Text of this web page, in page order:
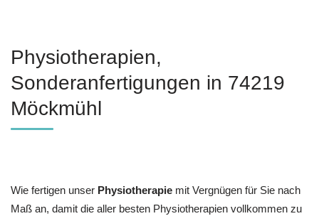
Physiotherapien,
Sonderanfertigungen in 74219
Möckmühl
Wie fertigen unser Physiotherapie mit Vergnügen für Sie nach
Maß an, damit die aller besten Physiotherapien vollkommen zu